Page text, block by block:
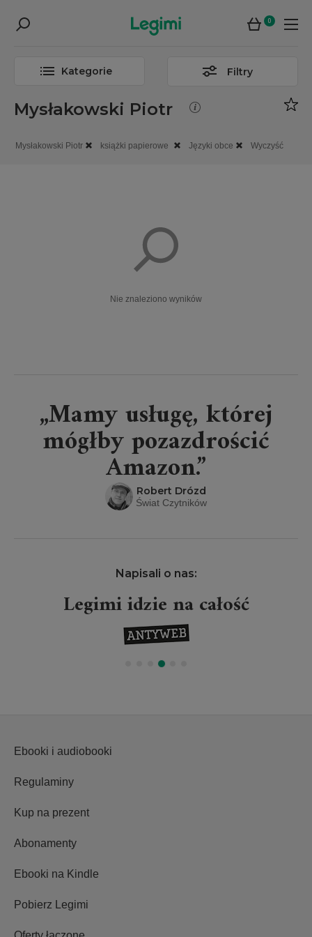
0
Kategorie Filtry
Mysłakowski Piotr
Mysłakowski Piotr książki papierowe Języki obce Wyczyść
Nie znaleziono wyników
„Mamy usługę, której
mógłby pozazdrościć
Amazon.”
Robert Drózd
Świat Czytników
Napisali o nas:
Legimi idzie na całość
Ebooki i audiobooki
Regulaminy
Kup na prezent
Abonamenty
Ebooki na Kindle
Pobierz Legimi